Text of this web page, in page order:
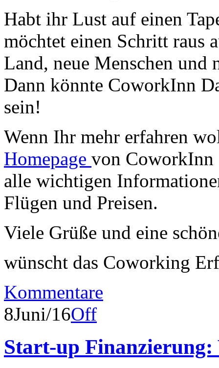
Habt ihr Lust auf einen
möchtet einen Schritt raus
Land, neue Menschen und
Dann könnte CoworkInn
sein!
Wenn Ihr mehr erfahren
Homepage von CoworkInn
alle wichtigen
Flügen und Preisen.
Viele Grüße und eine
wünscht das Coworking
Kommentare
8Juni/16Off
Start-up Finanzierung: